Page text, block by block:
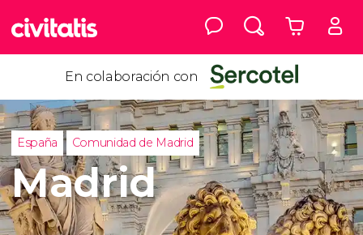
En colaboración con
España Comunidad de Madrid
Madrid